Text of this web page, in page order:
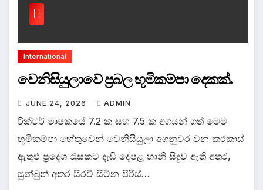
International
වෙනිසියුලාවේ ප්‍රබල භූමිකම්පා දෙකක්.
JUNE 24, 2026 ADMIN
රික්ටර් මාපකයේ 7.2 ක සහ 7.5 ක අගයන් ගත් මෙම
භූමිකම්පා හේතුවෙන් වෙනිසියුලා අගනුවර වන කරකාස්
ඇතුළු ප්‍රදේශ රැසකට දැඩි දේපළ හානි සිදුව ඇති අතර,
සුන්බුන් අතර සිරවී සිටින පිරිස්…